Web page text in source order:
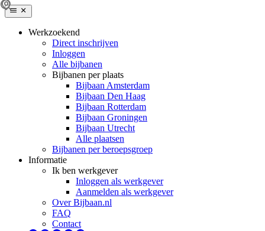
Werkzoekend
Direct inschrijven
Inloggen
Alle bijbanen
Bijbanen per plaats
Bijbaan Amsterdam
Bijbaan Den Haag
Bijbaan Rotterdam
Bijbaan Groningen
Bijbaan Utrecht
Alle plaatsen
Bijbanen per beroepsgroep
Informatie
Ik ben werkgever
Inloggen als werkgever
Aanmelden als werkgever
Over Bijbaan.nl
FAQ
Contact